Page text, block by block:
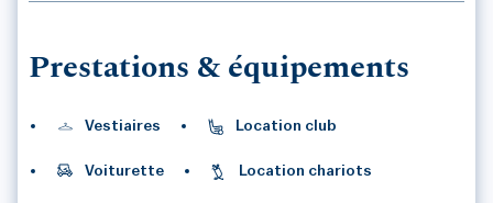
Prestations & équipements
Vestiaires Location club
Voiturette Location chariots